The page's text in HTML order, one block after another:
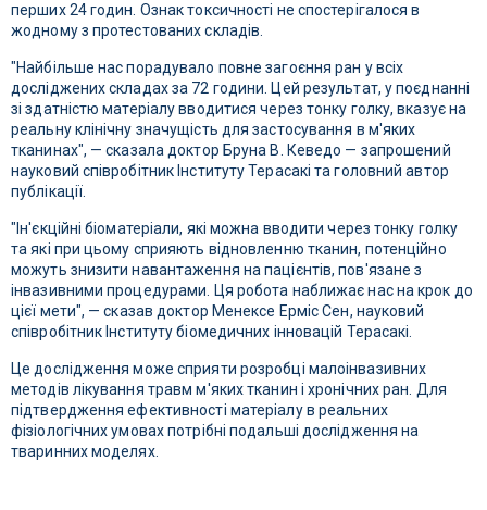
перших 24 годин. Ознак токсичності не спостерігалося в
жодному з протестованих складів.
"Найбільше нас порадувало повне загоєння ран у всіх
досліджених складах за 72 години. Цей результат, у поєднанні
зі здатністю матеріалу вводитися через тонку голку, вказує на
реальну клінічну значущість для застосування в м'яких
тканинах", — сказала доктор Бруна В. Кеведо — запрошений
науковий співробітник Інституту Терасакі та головний автор
публікації.
"Ін'єкційні біоматеріали, які можна вводити через тонку голку
та які при цьому сприяють відновленню тканин, потенційно
можуть знизити навантаження на пацієнтів, пов'язане з
інвазивними процедурами. Ця робота наближає нас на крок до
цієї мети", — сказав доктор Менексе Ерміс Сен, науковий
співробітник Інституту біомедичних інновацій Терасакі.
Це дослідження може сприяти розробці малоінвазивних
методів лікування травм м'яких тканин і хронічних ран. Для
підтвердження ефективності матеріалу в реальних
фізіологічних умовах потрібні подальші дослідження на
тваринних моделях.